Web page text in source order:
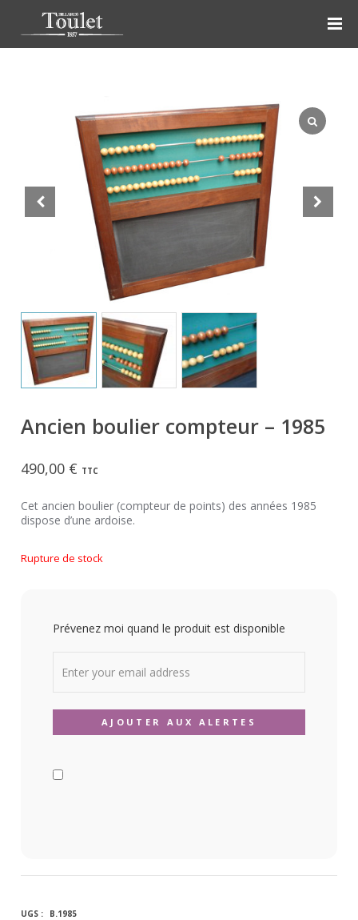
Ancien boulier compteur – 1985
490,00 € TTC
Cet ancien boulier (compteur de points) des années 1985
dispose d’une ardoise.
Rupture de stock
Prévenez moi quand le produit est disponible
UGS : B.1985